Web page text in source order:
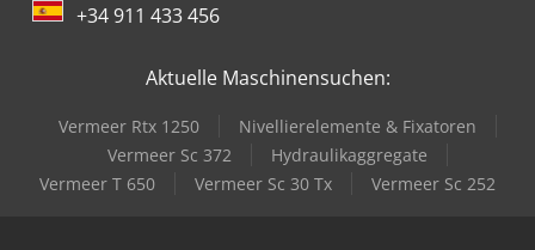
+34 911 433 456
Aktuelle Maschinensuchen:
Vermeer Rtx 1250
Nivellierelemente & Fixatoren
Vermeer Sc 372
Hydraulikaggregate
Vermeer T 650
Vermeer Sc 30 Tx Vermeer Sc 252